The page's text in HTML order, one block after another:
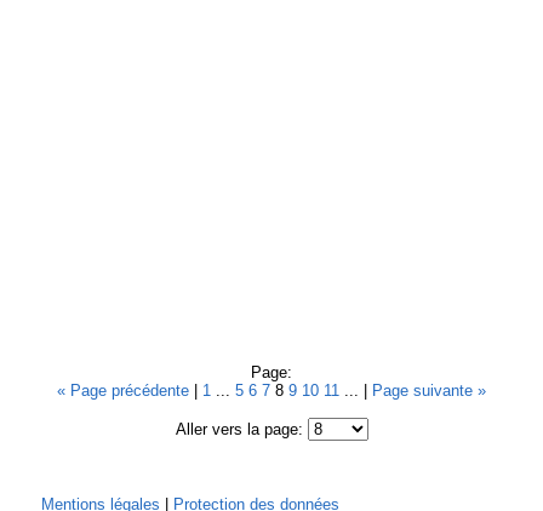
Page:
« Page précédente | 1 5 6 7 8 9 10 11 ... | Page suivante »
Aller vers la page:
Mentions légales | Protection des données